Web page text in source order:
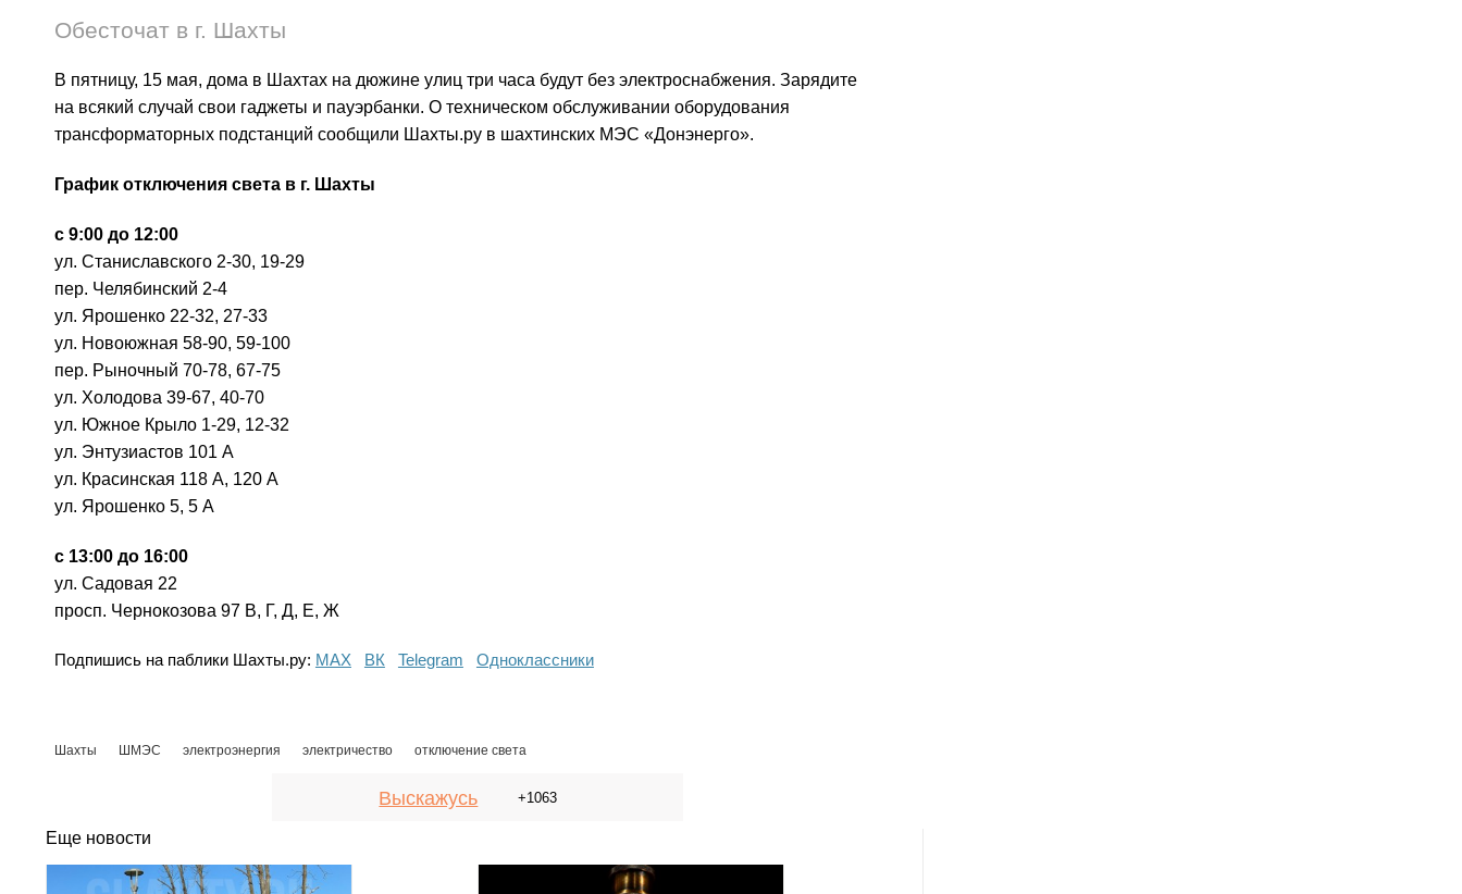
Обесточат в г. Шахты
В пятницу, 15 мая, дома в Шахтах на дюжине улиц три часа будут без электроснабжения. Зарядите
на всякий случай свои гаджеты и пауэрбанки. О техническом обслуживании оборудования
трансформаторных подстанций сообщили Шахты.ру в шахтинских МЭС «Донэнерго».
График отключения света в г. Шахты
с 9:00 до 12:00
ул. Станиславского 2-30, 19-29
пер. Челябинский 2-4
ул. Ярошенко 22-32, 27-33
ул. Новоюжная 58-90, 59-100
пер. Рыночный 70-78, 67-75
ул. Холодова 39-67, 40-70
ул. Южное Крыло 1-29, 12-32
ул. Энтузиастов 101 А
ул. Красинская 118 А, 120 А
ул. Ярошенко 5, 5 А
с 13:00 до 16:00
ул. Садовая 22
просп. Чернокозова 97 В, Г, Д, Е, Ж
Подпишись на паблики Шахты.ру: МАХ ВК Telegram Одноклассники
Шахты ШМЭС электроэнергия электричество отключение света
Выскажусь +1063
Еще новости